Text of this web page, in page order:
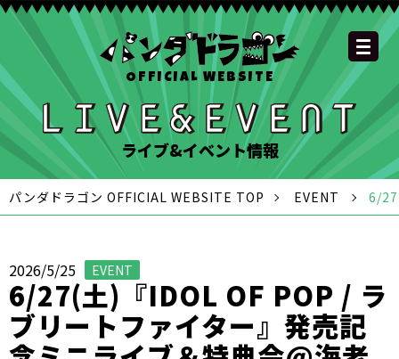
OFFICIAL WEBSITEOFFICIAL SITE TOP
NEWS MEMBER
SCHEDULE DISCOGRAPHY
GOODS
FAQ CONTACT
YOUTUBE
CHANNEL
INSTAGRAM
OFFICIAL
TWITTER
OFFICIAL LINE
ACCOUNT
OFFICIAL
TIKTOK
ライブ&イベント情報
パンダドラゴン OFFICIAL WEBSITE TOP EVENT 6/
2026/5/25 EVENT
6/27(土)『IDOL OF POP / ラ
ブリートファイター』発売記